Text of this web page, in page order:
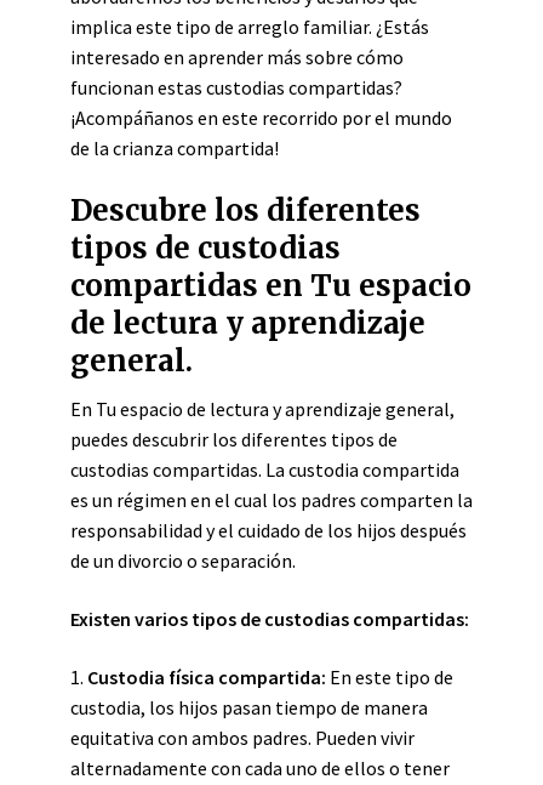
implica este tipo de arreglo familiar. ¿Estás
interesado en aprender más sobre cómo
funcionan estas custodias compartidas?
¡Acompáñanos en este recorrido por el mundo
de la crianza compartida!
Descubre los diferentes
tipos de custodias
compartidas en Tu espacio
de lectura y aprendizaje
general.
En Tu espacio de lectura y aprendizaje general,
puedes descubrir los diferentes tipos de
custodias compartidas. La custodia compartida
es un régimen en el cual los padres comparten la
responsabilidad y el cuidado de los hijos después
de un divorcio o separación.
Existen varios tipos de custodias compartidas:
1. Custodia física compartida: En este tipo de
custodia, los hijos pasan tiempo de manera
equitativa con ambos padres. Pueden vivir
alternadamente con cada uno de ellos o tener